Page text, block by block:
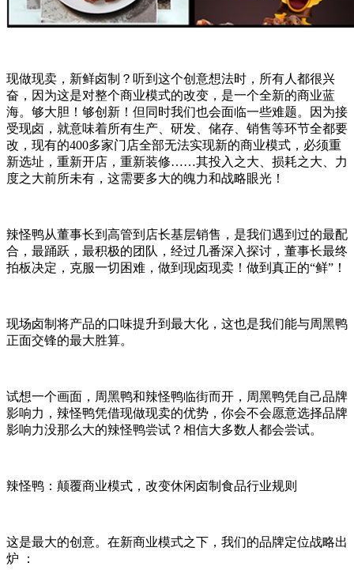
现做现卖，新鲜卤制？听到这个创意想法时，所有人都很兴
奋，因为这是对整个商业模式的改变，是一个全新的商业蓝
海。够大胆！够创新！但同时我们也会面临一些难题。因为接
受现卤，就意味着所有生产、研发、储存、销售等环节全都要
改，现有的400多家门店全部无法实现新的商业模式，必须重
新选址，重新开店，重新装修……其投入之大、损耗之大、力
度之大前所未有，这需要多大的魄力和战略眼光！
辣怪鸭从董事长到高管到店长基层销售，是我们遇到过的最配
合，最踊跃，最积极的团队，经过几番深入探讨，董事长最终
拍板决定，克服一切困难，做到现卤现卖！做到真正的“鲜” ！
现场卤制将产品的口味提升到最大化，这也是我们能与周黑鸭
正面交锋的最大胜算。
试想一个画面，周黑鸭和辣怪鸭临街而开，周黑鸭凭自己品牌
影响力，辣怪鸭凭借现做现卖的优势，你会不会愿意选择品牌
影响力没那么大的辣怪鸭尝试？相信大多数人都会尝试。
辣怪鸭：颠覆商业模式，改变休闲卤制食品行业规则
这是最大的创意。在新商业模式之下，我们的品牌定位战略出
炉 ：